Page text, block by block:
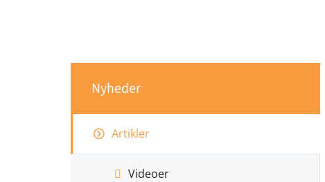
Nyheder
Artikler
Videoer